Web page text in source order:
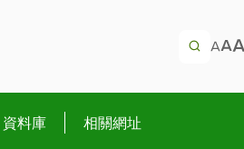
資料庫 相關網址